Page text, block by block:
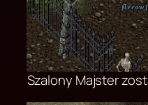
Szalony Majster